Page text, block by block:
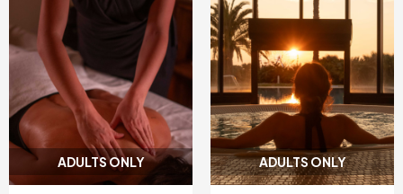
ADULTS ONLY ADULTS ONLY